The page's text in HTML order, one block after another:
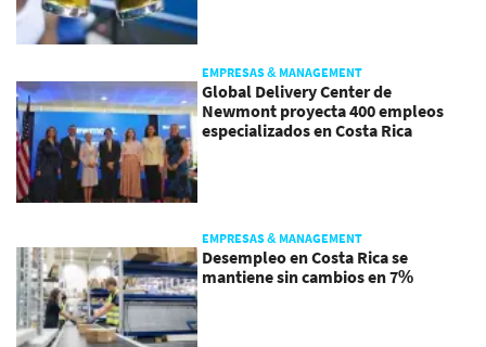
EMPRESAS & MANAGEMENT
Global Delivery Center de
Newmont proyecta 400 empleos
especializados en Costa Rica
EMPRESAS & MANAGEMENT
Desempleo en Costa Rica se
mantiene sin cambios en 7%